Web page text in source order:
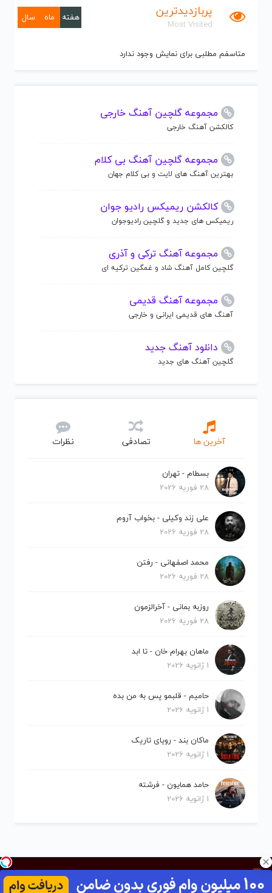
پربازدیدترین
Most Visited
هفته ماه سال
متاسفم مطلبی برای نمایش وجود ندارد
مجموعه گلچین آهنگ خارجی
کالکشن آهنگ خارجی
مجموعه گلچین آهنگ بی کلام
بهترین آهنگ های لایت و بی کلام جهان
کالکشن ریمیکس رادیو جوان
ریمیکس های جدید و گلچین رادیوجوان
مجموعه آهنگ ترکی و آذری
گلچین کامل آهنگ شاد و غمگین ترکیه ای
مجموعه آهنگ قدیمی
آهنگ های قدیمی ایرانی و خارجی
دانلود آهنگ جدید
گلچین آهنگ های جدید
آخرین ها تصادفی نظرات
بسطام - تهران
28 فوریه 2026
علی زند وکیلی - بخواب آروم
28 فوریه 2026
محمد اصفهانی - رفتن
28 فوریه 2026
روزبه بمانی - آخرالزمون
28 فوریه 2026
ماهان بهرام خان - تا ابد
1 ژانویه 2026
حامیم - قلبمو پس به من بده
1 ژانویه 2026
ماکان بند - رویای تاریک
1 ژانویه 2026
حامد همایون - فرشته
1 ژانویه 2026
کلیه حقوق برای نیلو موزیک محفوظ است.